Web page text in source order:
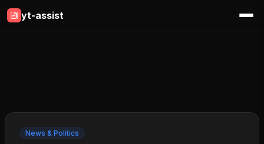
yt-assist
News & Politics